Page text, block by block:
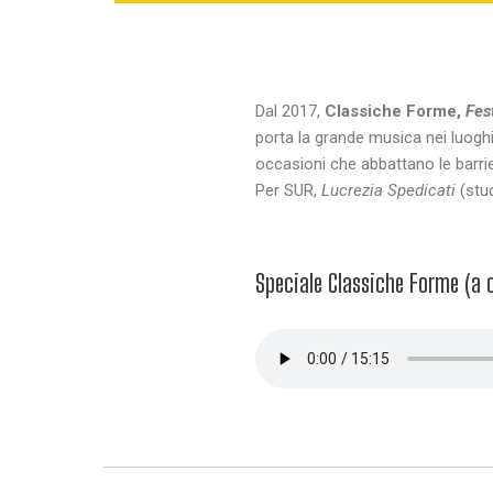
Dal 2017, Classiche Forme,
porta la grande musica nei
occasioni che abbattano le
Per SUR, Lucrezia Spedicati
Speciale Classiche Forme